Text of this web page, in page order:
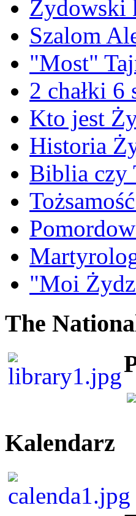
Żydowski
Szalom
"Most"
2 chałki 6
Kto jest
Historia
Biblia czy
"Moi
The
Kalendarz